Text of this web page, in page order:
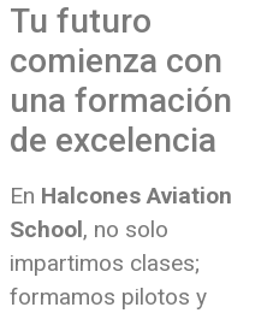
Tu futuro
comienza con
una formación
de excelencia
En Halcones Aviation
School, no solo
impartimos clases;
formamos pilotos y